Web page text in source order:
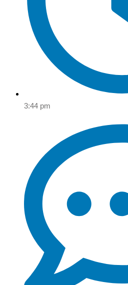
3:44 pm